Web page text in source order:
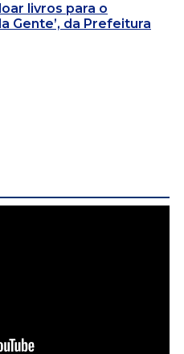
livros para o
Gente’, da Prefeitura